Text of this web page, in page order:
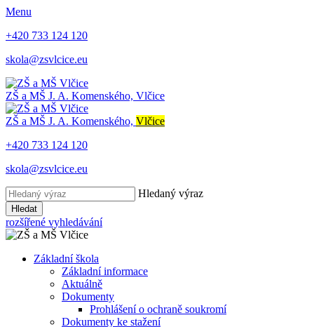
Menu
+420 733 124 120
skola@zsvlcice.eu
ZŠ a MŠ J. A. Komenského, Vlčice
ZŠ a MŠ J. A. Komenského, Vlčice
+420 733 124 120
skola@zsvlcice.eu
Hledaný výraz
Hledat
rozšířené vyhledávání
Základní škola
Základní informace
Aktuálně
Dokumenty
Prohlášení o ochraně soukromí
Dokumenty ke stažení